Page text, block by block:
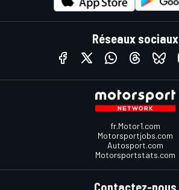
Réseaux sociaux
fr.Motor1.com
Motorsportjobs.com
Autosport.com
Motorsportstats.com
Contactez-nous